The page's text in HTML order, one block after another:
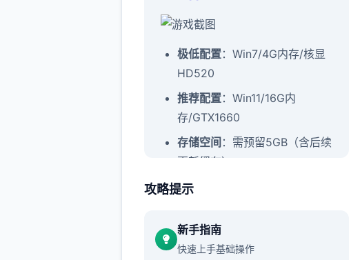
​极低配置​​：Win7/4G内存/核显
HD520
​推荐配置​​：Win11/16G内
存/GTX1660
​存储空间​ ​：需预留5GB（含后续
更新缓存）
催眠app技巧：
新增chuang戏功能
攻略提示
新手指南
快速上手基础操作